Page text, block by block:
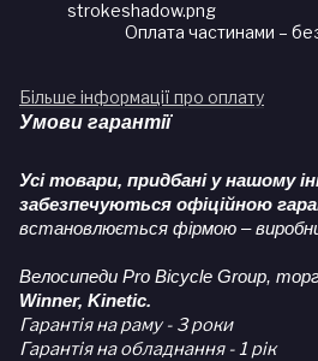
Оплата частинами – без
Більше інформації про оплату
Умови гарантії
Усі товари, придбані у нашому
забезпечуються офіційною
встановлюється фірмою –
Велосипеди Pro Bicycle Group,
Winner, Kinetic.
Гарантія на раму - 3 роки
Гарантія на обладнання - 1 рік